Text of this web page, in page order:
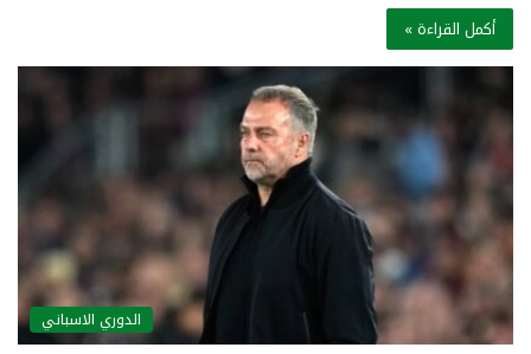
أكمل القراءة »
الدوري الاسباني